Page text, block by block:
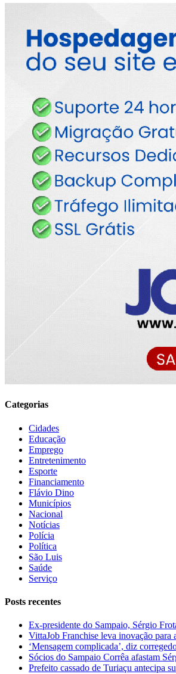
Categorias
Cidades
Educação
Emprego
Entretenimento
Esporte
Financiamento
Flávio Dino
Municípios
Nacional
Notícias
Polícia
Política
São Luis
Saúde
Serviço
Posts recentes
Ex-presidente do Sampaio, Sérgio
VittaJob Franchise leva inovação para
‘Mensagem complicada’, diz
Sócios do Sampaio Corrêa afastam
Prefeito cassado de Turiaçu antecipa